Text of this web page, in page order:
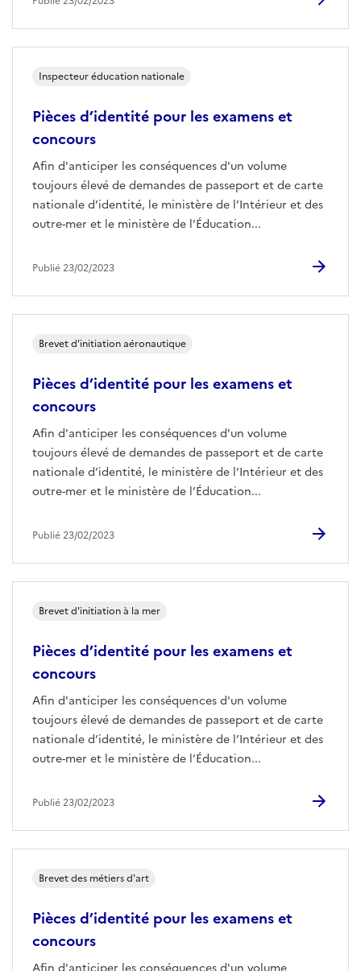
Pièces d’identité pour les examens et
concours
Afin d'anticiper les conséquences d'un volume
toujours élevé de demandes de passeport et de carte
nationale d’identité, le ministère de l’Intérieur et des
outre-mer et le ministère de l’Éducation...
Inspecteur éducation nationale
Publié 23/02/2023
Pièces d’identité pour les examens et
concours
Afin d'anticiper les conséquences d'un volume
toujours élevé de demandes de passeport et de carte
nationale d’identité, le ministère de l’Intérieur et des
outre-mer et le ministère de l’Éducation...
Brevet d'initiation aéronautique
Publié 23/02/2023
Pièces d’identité pour les examens et
concours
Afin d'anticiper les conséquences d'un volume
toujours élevé de demandes de passeport et de carte
nationale d’identité, le ministère de l’Intérieur et des
outre-mer et le ministère de l’Éducation...
Brevet d'initiation à la mer
Publié 23/02/2023
Pièces d’identité pour les examens et
concours
Brevet des métiers d'art